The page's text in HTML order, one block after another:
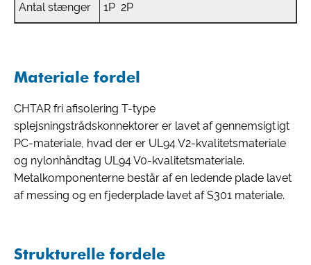
Antal stænger 1P 2P
Materiale fordel
CHTAR fri afisolering T-type
splejsningstrådskonnektorer er lavet af gennemsigtigt
PC-materiale, hvad der er UL94 V2-kvalitetsmateriale
og nylonhåndtag UL94 V0-kvalitetsmateriale.
Metalkomponenterne består af en ledende plade lavet
af messing og en fjederplade lavet af S301 materiale.
Strukturelle fordele